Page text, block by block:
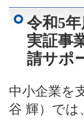
令和5
実証事
請サポ
中小企業を
谷 輝）では